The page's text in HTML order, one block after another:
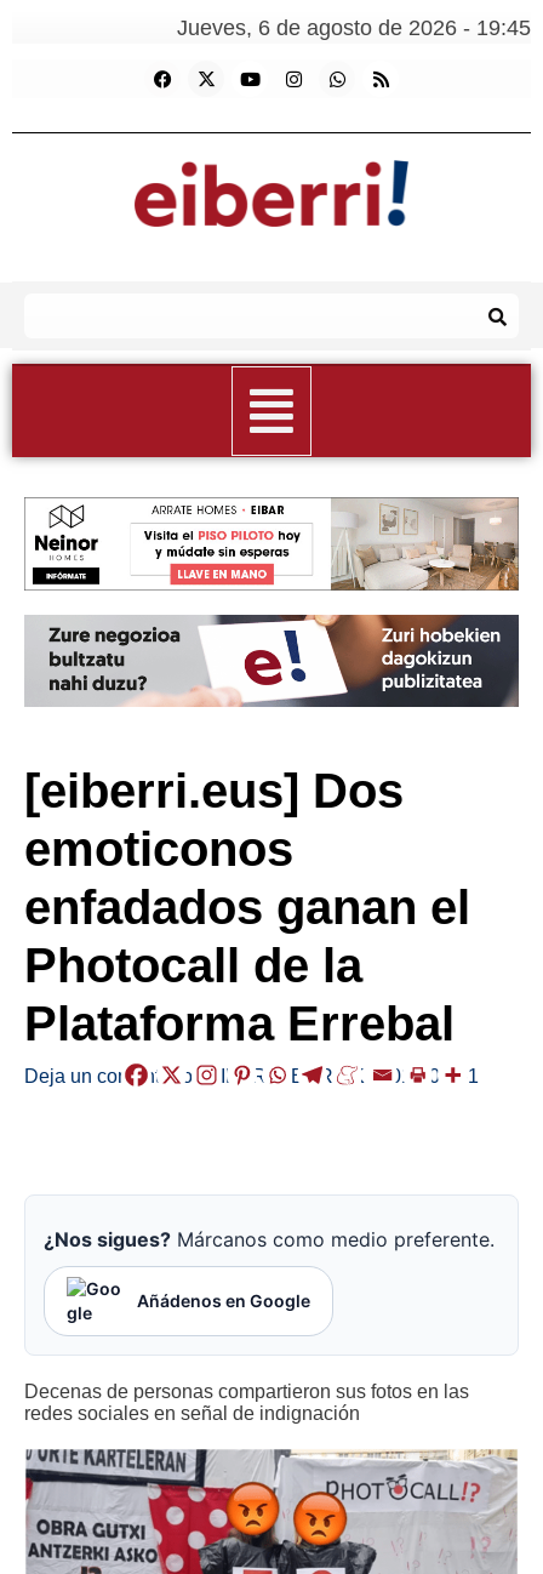
Jueves, 6 de agosto de 2026 - 19:45
[eiberri.eus] Dos
emoticonos
enfadados ganan el
Photocall de la
Plataforma Errebal
Deja un comentario /EIBAR ,HERRIAK /2019-04-01
¿Nos sigues? Márcanos como medio preferente.
Añádenos en Google
Decenas de personas compartieron sus fotos en las
redes sociales en señal de indignación